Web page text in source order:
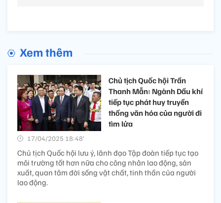
Xem thêm
Chủ tịch Quốc hội Trần
Thanh Mẫn: Ngành Dầu khí
tiếp tục phát huy truyền
thống văn hóa của người đi
tìm lửa
17/04/2025 18:48’
Chủ tịch Quốc hội lưu ý, lãnh đạo Tập đoàn tiếp tục tạo
môi trường tốt hơn nữa cho công nhân lao động, sản
xuất, quan tâm đời sống vật chất, tinh thần của người
lao động.